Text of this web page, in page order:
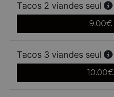
Tacos 2 viandes seul
9.00€
Tacos 3 viandes seul
10.00€